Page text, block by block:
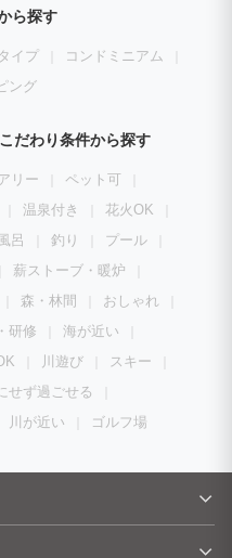
ら探す
イプ
コンドミニアム
ング
だわり条件から探す
リー
ペット可
温泉付き
花火OK
呂 釣り
プール
薪ストーブ・暖炉
森・林間
おしゃれ
研修
海が近い
川遊び
スキー
せず過ごせる
川が近い ゴルフ場